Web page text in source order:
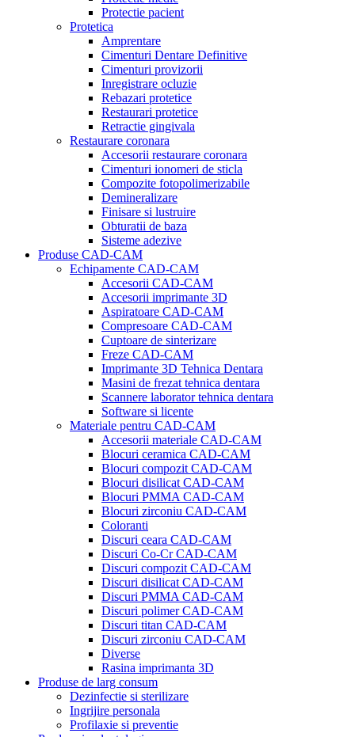
Protectie pacient
Protetica
Amprentare
Cimenturi Dentare Definitive
Cimenturi provizorii
Inregistrare ocluzie
Rebazari protetice
Restaurari protetice
Retractie gingivala
Restaurare coronara
Accesorii restaurare coronara
Cimenturi ionomeri de sticla
Compozite fotopolimerizabile
Demineralizare
Finisare si lustruire
Obturatii de baza
Sisteme adezive
Produse CAD-CAM
Echipamente CAD-CAM
Accesorii CAD-CAM
Accesorii imprimante 3D
Aspiratoare CAD-CAM
Compresoare CAD-CAM
Cuptoare de sinterizare
Freze CAD-CAM
Imprimante 3D Tehnica Dentara
Masini de frezat tehnica dentara
Scannere laborator tehnica dentara
Software si licente
Materiale pentru CAD-CAM
Accesorii materiale CAD-CAM
Blocuri ceramica CAD-CAM
Blocuri compozit CAD-CAM
Blocuri disilicat CAD-CAM
Blocuri PMMA CAD-CAM
Blocuri zirconiu CAD-CAM
Coloranti
Discuri ceara CAD-CAM
Discuri Co-Cr CAD-CAM
Discuri compozit CAD-CAM
Discuri disilicat CAD-CAM
Discuri PMMA CAD-CAM
Discuri polimer CAD-CAM
Discuri titan CAD-CAM
Discuri zirconiu CAD-CAM
Diverse
Rasina imprimanta 3D
Produse de larg consum
Dezinfectie si sterilizare
Ingrijire personala
Profilaxie si preventie